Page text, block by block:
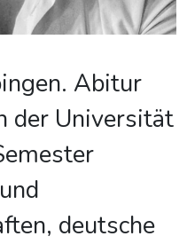
Abitur
der Universität
deutsche